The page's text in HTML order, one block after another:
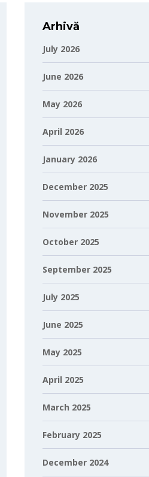
Arhivă
July 2026
June 2026
May 2026
April 2026
January 2026
December 2025
November 2025
October 2025
September 2025
July 2025
June 2025
May 2025
April 2025
March 2025
February 2025
December 2024